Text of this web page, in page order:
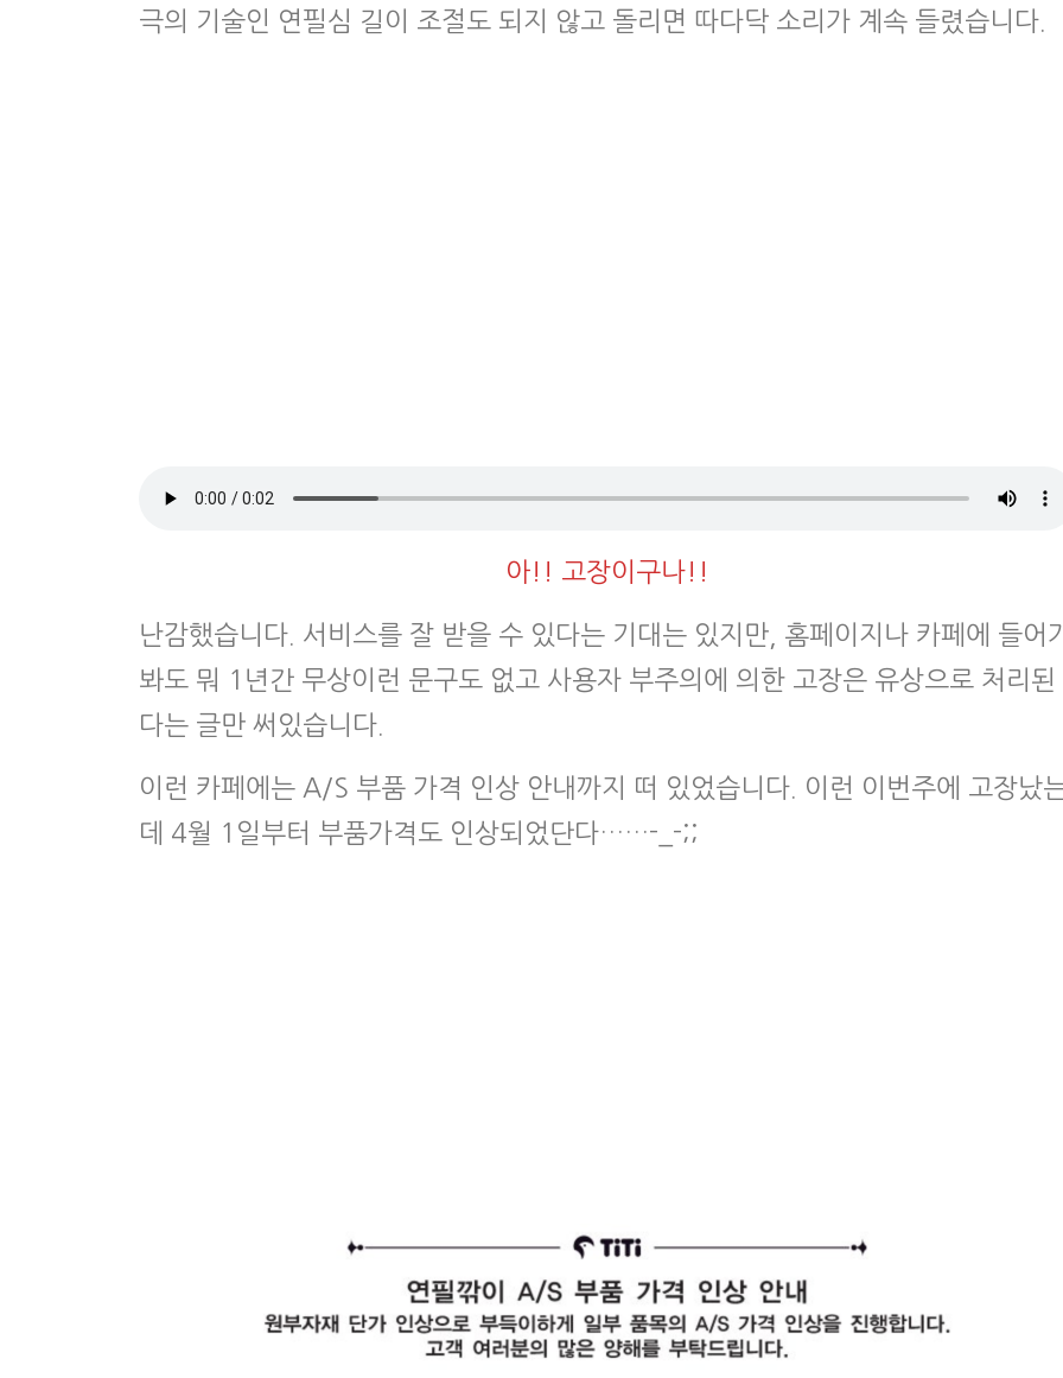
극의 기술인 연필심 길이 조절도 되지 않고 돌리면 따다닥 소리가 계속 들렸습니다.
아!! 고장이구나!!
난감했습니다. 서비스를 잘 받을 수 있다는 기대는 있지만, 홈페이지나 카페에 들어
봐도 뭐 1년간 무상이런 문구도 없고 사용자 부주의에 의한 고장은 유상으로 처리된
다는 글만 써있습니다.
이런 카페에는 A/S 부품 가격 인상 안내까지 떠 있었습니다. 이런 이번주에 고장났
데 4월 1일부터 부품가격도 인상되었단다……-_-;;